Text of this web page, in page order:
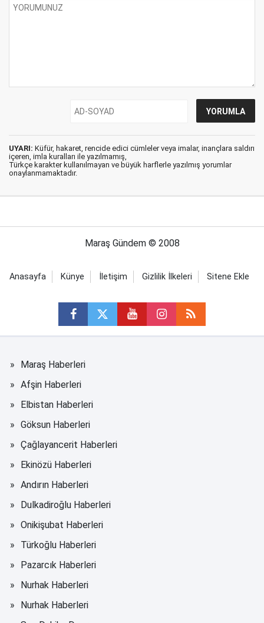
UYARI: Küfür, hakaret, rencide edici cümleler veya imalar, inançlara saldırı
içeren, imla kuralları ile yazılmamış,
Türkçe karakter kullanılmayan ve büyük harflerle yazılmış yorumlar
onaylanmamaktadır.
Maraş Gündem © 2008
Anasayfa Künye İletişim Gizlilik İlkeleri Sitene Ekle
Maraş Haberleri
Afşin Haberleri
Elbistan Haberleri
Göksun Haberleri
Çağlayancerit Haberleri
Ekinözü Haberleri
Andırın Haberleri
Dulkadiroğlu Haberleri
Onikişubat Haberleri
Türkoğlu Haberleri
Pazarcık Haberleri
Nurhak Haberleri
Nurhak Haberleri